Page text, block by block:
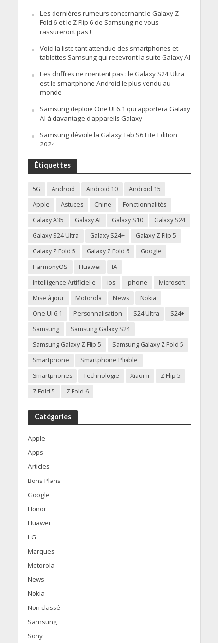
Les dernières rumeurs concernant le Galaxy Z
Fold 6 et le Z Flip 6 de Samsung ne vous
rassureront pas !
Voici la liste tant attendue des smartphones et
tablettes Samsung qui recevront la suite Galaxy AI
Les chiffres ne mentent pas : le Galaxy S24 Ultra
est le smartphone Android le plus vendu au
monde
Samsung déploie One UI 6.1 qui apportera Galaxy
AI à davantage d’appareils Galaxy
Samsung dévoile la Galaxy Tab S6 Lite Edition
2024
Étiquettes
5G Android Android 10
Android 15
Apple
Astuces Chine
Fonctionnalités
Galaxy A35
Galaxy AI Galaxy S10
Galaxy S24
Galaxy S24 Ultra
Galaxy S24+
Galaxy Z Flip 5
Galaxy Z Fold 5
Galaxy Z Fold 6
Google
HarmonyOS
Huawei
IA
Intelligence Artificielle
ios Iphone
Microsoft
Mise à jour
Motorola News
Nokia
One UI 6.1
Personnalisation S24 Ultra
S24+
Samsung
Samsung Galaxy S24
Samsung Galaxy Z Flip 5
Samsung Galaxy Z Fold 5
Smartphone
Smartphone Pliable
Smartphones
Technologie Xiaomi
Z Flip 5
Z Fold 5
Z Fold 6
Catégories
Apple
Apps
Articles
Bons Plans
Google
Honor
Huawei
LG
Marques
Motorola
News
Nokia
Non classé
Samsung
Sony